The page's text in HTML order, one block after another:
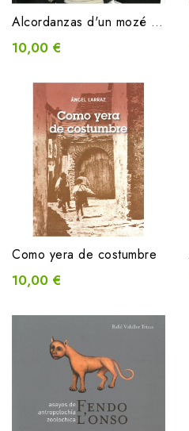
Alcordanzas d'un mozé n'o suyo lugar de Yebra de Basa
10,00 €
Como yera de costumbre
10,00 €